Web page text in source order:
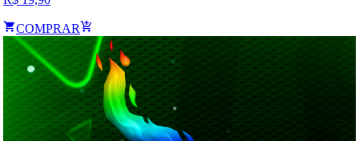
COMPRAR